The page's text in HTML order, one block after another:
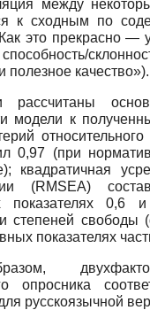
между
к сходным по
это прекрасно —
полезное качество»).
модели к
0,97 (при
квадратичная
(RMSEA)
показателях 0,6
степеней свободы (
показателях
опросника
русскоязычной